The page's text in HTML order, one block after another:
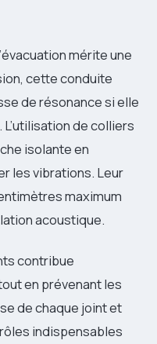
mérite une
cette conduite
de résonance si elle
de colliers
isolante en
les vibrations. Leur
maximum
acoustique.
contribue
en prévenant les
de chaque joint et
indispensables